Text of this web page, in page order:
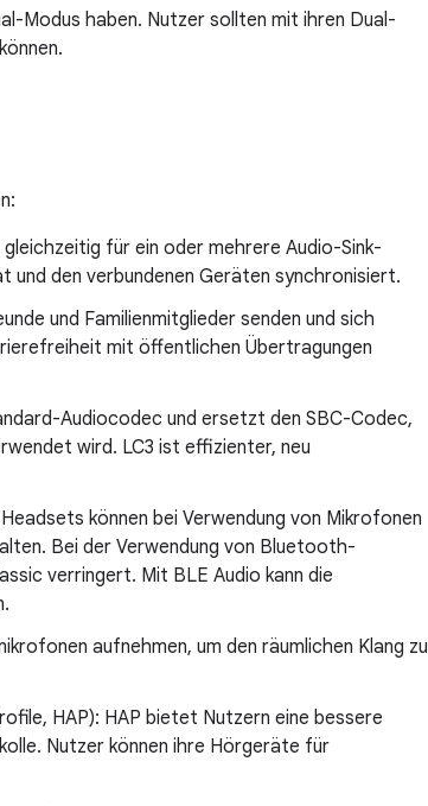
Modus haben. Nutzer sollten mit ihren Dual-
für ein oder mehrere Audio-Sink-
und den verbundenen Geräten synchronisiert.
und Familienmitglieder senden und sich
mit öffentlichen Übertragungen
Audiocodec und ersetzt den SBC-Codec,
wird. LC3 ist effizienter, neu
können bei Verwendung von Mikrofonen
Bei der Verwendung von Bluetooth-
verringert. Mit BLE Audio kann die
aufnehmen, um den räumlichen Klang zu
HAP): HAP bietet Nutzern eine bessere
Nutzer können ihre Hörgeräte für